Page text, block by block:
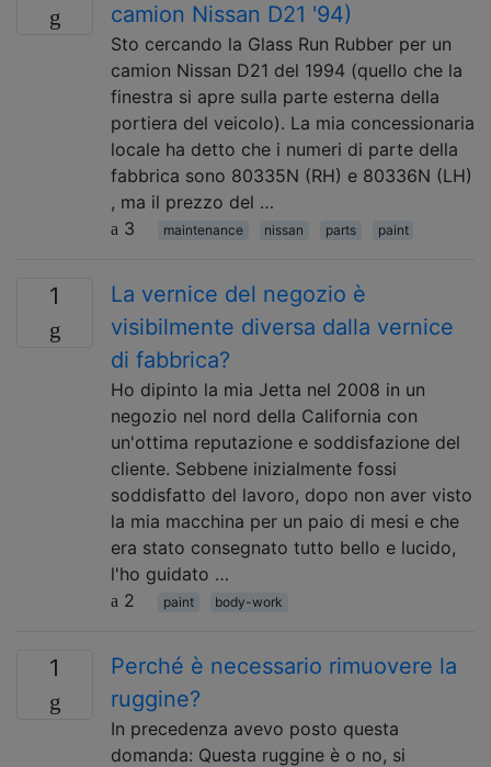
camion Nissan D21 '94)
Sto cercando la Glass Run Rubber per un
camion Nissan D21 del 1994 (quello che la
finestra si apre sulla parte esterna della
portiera del veicolo). La mia concessionaria
locale ha detto che i numeri di parte della
fabbrica sono 80335N (RH) e 80336N (LH)
, ma il prezzo del …
3
maintenance nissan parts paint
1
La vernice del negozio è
visibilmente diversa dalla vernice
di fabbrica?
Ho dipinto la mia Jetta nel 2008 in un
negozio nel nord della California con
un'ottima reputazione e soddisfazione del
cliente. Sebbene inizialmente fossi
soddisfatto del lavoro, dopo non aver visto
la mia macchina per un paio di mesi e che
era stato consegnato tutto bello e lucido,
l'ho guidato …
2
paint body-work
1
Perché è necessario rimuovere la
ruggine?
In precedenza avevo posto questa
domanda: Questa ruggine è o no, si